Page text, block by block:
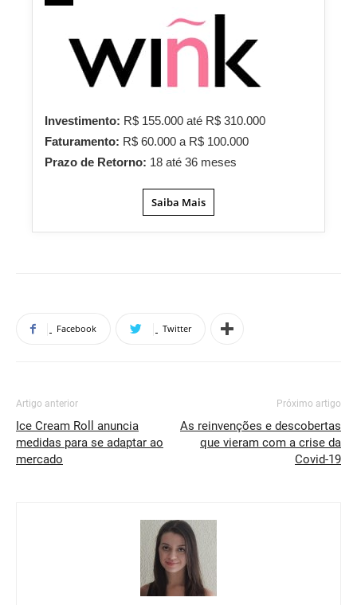
Investimento: R$ 155.000 até R$ 310.000
Faturamento: R$ 60.000 a R$ 100.000
Prazo de Retorno: 18 até 36 meses
Saiba Mais
Facebook Twitter
Artigo anterior
Ice Cream Roll anuncia
medidas para se adaptar ao
mercado
Próximo artigo
As reinvenções e descobertas
que vieram com a crise da
Covid-19